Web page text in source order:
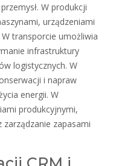
W produkcji
urządzeniami
transporcie umożliwia
infrastruktury
logistycznych. W
i napraw
energii. W
produkcyjnymi,
zapasami